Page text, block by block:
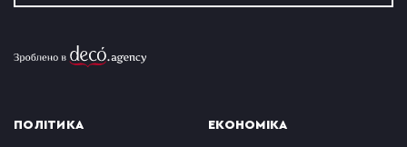
ПОЛІТИКА ЕКОНОМІКА